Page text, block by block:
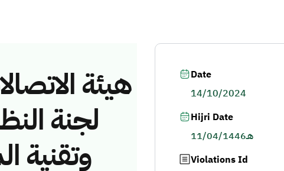
هيئة
لجنة
Date
14/10/2024
Hijri Date
11/04/1446هـ
Violations Id